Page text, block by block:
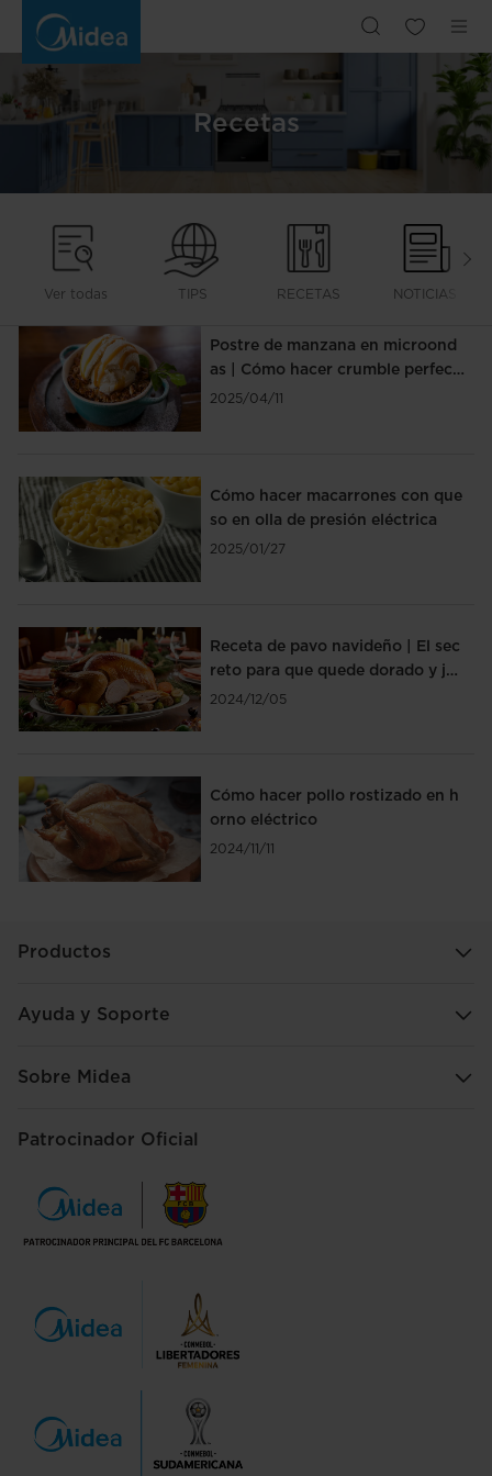
Recetas
Ver todas TIPS RECETAS NOTICIAS
Postre de manzana en microond
as | Cómo hacer crumble perfect
o ¡en 5 minutos!
2025/04/11
Cómo hacer macarrones con que
so en olla de presión eléctrica
2025/01/27
Receta de pavo navideño | El sec
reto para que quede dorado y ju
goso
2024/12/05
Cómo hacer pollo rostizado en h
orno eléctrico
2024/11/11
Productos
Ayuda y Soporte
Sobre Midea
Patrocinador Oficial